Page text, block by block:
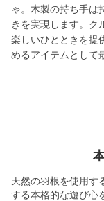
ゃ。木製の持ち手は
きを実現します。ク
楽しいひとときを提
めるアイテムとして
天然の羽根を使用す
する本格的な遊び心